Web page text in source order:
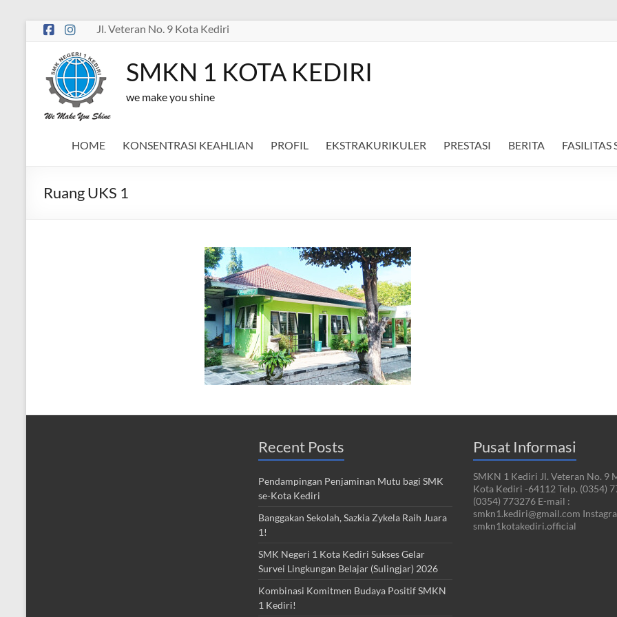
Skip
content
Jl. Veteran No. 9 Kota Kediri
SMKN 1 KOTA KEDIRI
we make you shine
HOME KONSENTRASI KEAHLIAN PROFIL EKSTRAKURIKULER PRESTASI BERITA FASILITAS
Ruang UKS 1
Recent Posts
Pendampingan Penjaminan Mutu bagi SMK
se-Kota Kediri
Banggakan Sekolah, Sazkia Zykela Raih Juara
1!
SMK Negeri 1 Kota Kediri Sukses Gelar
Survei Lingkungan Belajar (Sulingjar) 2026
Kombinasi Komitmen Budaya Positif SMKN
1 Kediri!
Pusat Informasi
SMKN 1 Kediri Jl. Veteran No. 9
Kota Kediri -64112 Telp. (0354)
(0354) 773276 E-mail :
smkn1.kediri@gmail.com
smkn1kotakediri.official